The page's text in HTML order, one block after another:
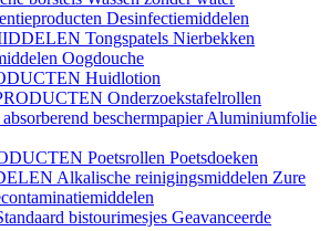
Desinfectiemiddelen
Tongspatels Nierbekken
Oogdouche
Huidlotion
Onderzoekstafelrollen
beschermpapierAluminiumfolie
Poetsrollen Poetsdoeken
Alkalische reinigingsmiddelen Zure
bistourimesjes Geavanceerde